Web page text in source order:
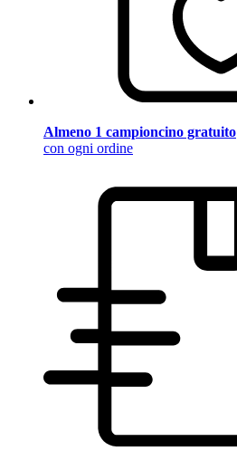
Almeno 1 campioncino gratuito
con ogni ordine